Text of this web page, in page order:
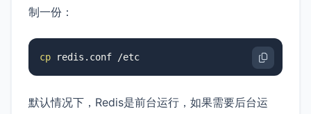
制一份：
cp redis.conf /etc
默认情况下，Redis是前台运行，如果需要后台运